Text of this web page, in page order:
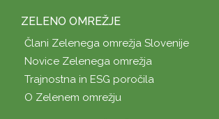
ZELENO OMREŽJE
Člani Zelenega omrežja Slovenije
Novice Zelenega omrežja
Trajnostna in ESG poročila
O Zelenem omrežju